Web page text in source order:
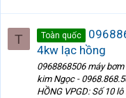
T Toàn quốc
4kw lạc hồng
0968868506 máy
kim Ngọc -
HỒNG VPGD: Số 10